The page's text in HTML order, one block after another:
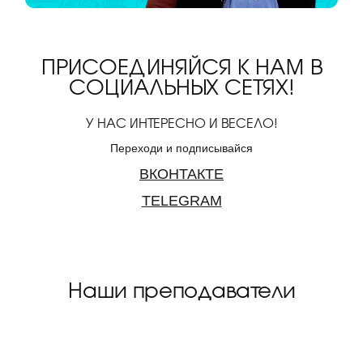
ПРИСОЕДИНЯЙСЯ К НАМ В
СОЦИАЛЬНЫХ СЕТЯХ!
У НАС ИНТЕРЕСНО И ВЕСЕЛО!
Переходи и подписывайся
ВКОНТАКТЕ
TELEGRAM
Наши преподаватели